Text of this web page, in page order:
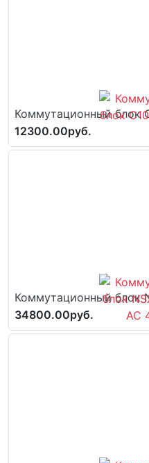
Коммутационный блок
12300.00руб.
Коммутационный блок
34800.00руб.